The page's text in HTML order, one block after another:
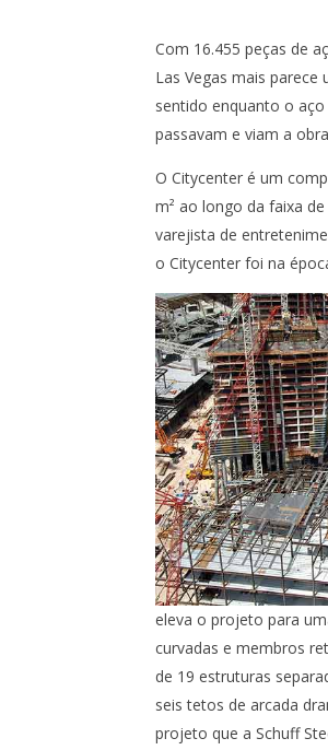
NOW
PRÉDIO CRYSTALS –
COM 19 SEÇÕES
Com 16.455 peças de
Las Vegas mais
sentido enquanto o
passavam e viam a
O Citycenter é um
m² ao longo da faixa
varejista de
o Citycenter foi na
eleva o projeto para
curvadas e membros
de 19 estruturas
seis tetos de arcada
projeto que a Schuff